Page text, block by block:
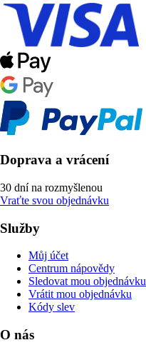
Doprava a vrácení
30 dní na rozmyšlenou
Vraťte svou objednávku
Služby
Můj účet
Centrum nápovědy
Sledovat mou objednávku
Vrátit mou objednávku
Kódy slev
O nás